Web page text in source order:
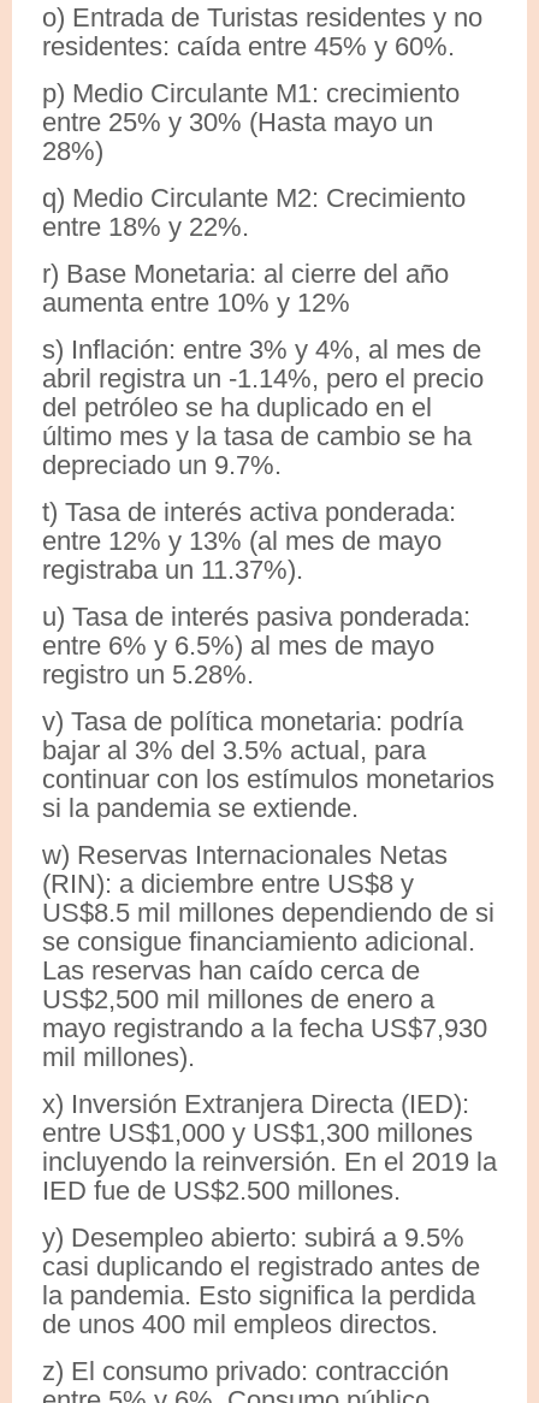
o) Entrada de Turistas residentes y no
residentes: caída entre 45% y 60%.
p) Medio Circulante M1: crecimiento
entre 25% y 30% (Hasta mayo un
28%)
q) Medio Circulante M2: Crecimiento
entre 18% y 22%.
r) Base Monetaria: al cierre del año
aumenta entre 10% y 12%
s) Inflación: entre 3% y 4%, al mes de
abril registra un -1.14%, pero el precio
del petróleo se ha duplicado en el
último mes y la tasa de cambio se ha
depreciado un 9.7%.
t) Tasa de interés activa ponderada:
entre 12% y 13% (al mes de mayo
registraba un 11.37%).
u) Tasa de interés pasiva ponderada:
entre 6% y 6.5%) al mes de mayo
registro un 5.28%.
v) Tasa de política monetaria: podría
bajar al 3% del 3.5% actual, para
continuar con los estímulos monetarios
si la pandemia se extiende.
w) Reservas Internacionales Netas
(RIN): a diciembre entre US$8 y
US$8.5 mil millones dependiendo de si
se consigue financiamiento adicional.
Las reservas han caído cerca de
US$2,500 mil millones de enero a
mayo registrando a la fecha US$7,930
mil millones).
x) Inversión Extranjera Directa (IED):
entre US$1,000 y US$1,300 millones
incluyendo la reinversión. En el 2019 la
IED fue de US$2.500 millones.
y) Desempleo abierto: subirá a 9.5%
casi duplicando el registrado antes de
la pandemia. Esto significa la perdida
de unos 400 mil empleos directos.
z) El consumo privado: contracción